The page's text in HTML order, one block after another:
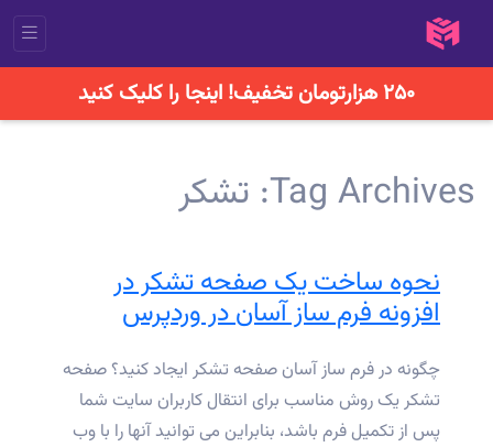
۲۵۰ هزارتومان تخفیف! اینجا را کلیک کنید
Tag Archives: تشکر
نحوه ساخت یک صفحه تشکر در
افزونه فرم ساز آسان در وردپرس
چگونه در فرم ساز آسان صفحه تشکر ایجاد کنید؟ صفحه
تشکر یک روش مناسب برای انتقال کاربران سایت شما
پس از تکمیل فرم باشد، بنابراین می توانید آنها را با وب